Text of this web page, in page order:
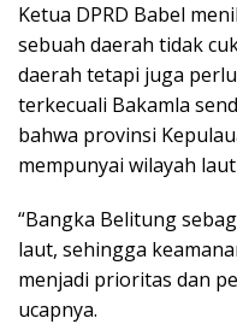
Ketua DPRD Babel
sebuah daerah tidak
daerah tetapi juga
terkecuali Bakamla
bahwa provinsi
mempunyai wilayah
“Bangka Belitung
laut, sehingga
menjadi prioritas dan
ucapnya.